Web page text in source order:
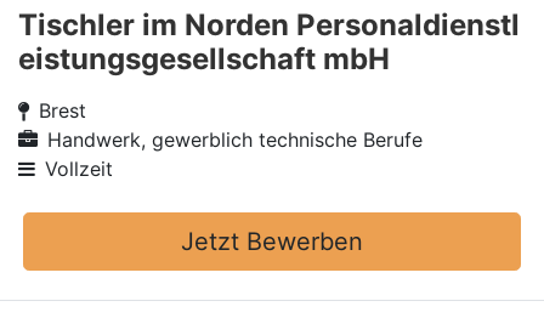
Tischler im Norden Personaldienstl
eistungsgesellschaft mbH
Brest
Handwerk, gewerblich technische Berufe
Vollzeit
Jetzt Bewerben